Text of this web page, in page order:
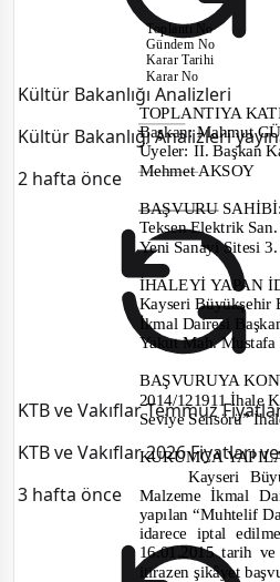
Kültür Bakanlığı Analizleri
Kültür Bakanlığı Analizleri
2 hafta önce
KTB ve Vakıflar Temmuz
KTB ve Vakıflar 2026 Fiyatları
3 hafta önce
Toplantı No
Gündem No
Karar Tarihi
Karar No
TOPLANTIYA
Başkan: Mahmut
Üyeler: II. Başkan
Mehmet AKSOY
BAŞVURU SAHİBİ
Teksen Elektrik
Yeni Sanayi Sitesi
İHALEYİ YAPAN
Kayseri Büyükşehir
İkmal Dairesi
Yakut Mah.
BAŞVURUYA
2014/121911 İhale
Seviye Sensörü”
KURUMCA
Kayseri
Malzeme İkmal
yapılan “Muhtelif
idarece iptal
16.01.2015 tarih
itirazen şikâyet